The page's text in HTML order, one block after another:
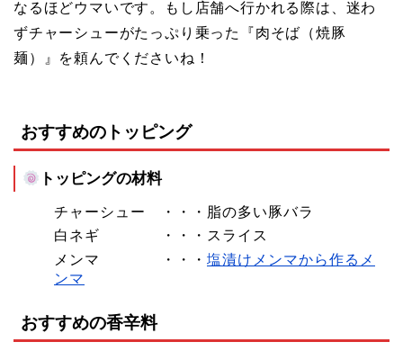
なるほどウマいです。もし店舗へ行かれる際は、迷わ
ずチャーシューがたっぷり乗った『肉そば（焼豚
麺）』を頼んでくださいね！
おすすめのトッピング
トッピングの材料
チャーシュー ・・・脂の多い豚バラ
白ネギ ・・・スライス
メンマ ・・・ 塩漬けメンマから作るメ
ンマ
おすすめの香辛料